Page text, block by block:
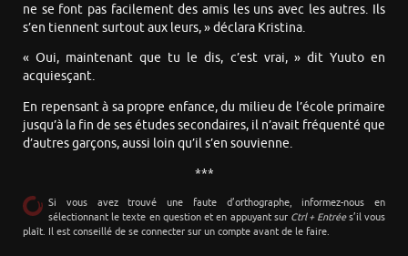
ne se font pas facilement des amis les uns avec les autres. Ils
s’en tiennent surtout aux leurs, » déclara Kristina.
« Oui, maintenant que tu le dis, c’est vrai, » dit Yuuto en
acquiesçant.
En repensant à sa propre enfance, du milieu de l’école primaire
jusqu’à la fin de ses études secondaires, il n’avait fréquenté que
d’autres garçons, aussi loin qu’il s’en souvienne.
***
Si vous avez trouvé une faute d’orthographe, informez-nous en
sélectionnant le texte en question et en appuyant sur Ctrl + Entrées’il vous
plaît. Il est conseillé de se connecter sur un compte avant de le faire.